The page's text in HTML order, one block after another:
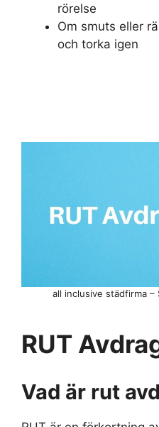
rörelse
Om smuts eller
och torka igen
RUT
Vad är rut
all inclusive städfirma